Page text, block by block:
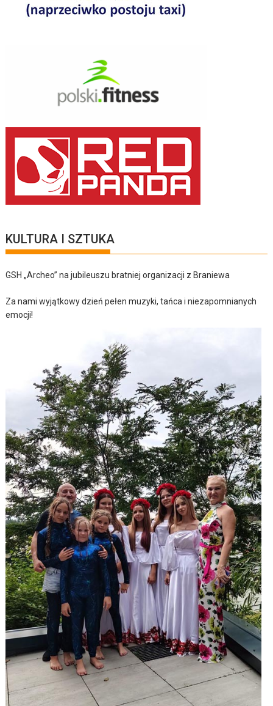
KULTURA I SZTUKA
GSH „Archeo” na jubileuszu bratniej organizacji z Braniewa
Za nami wyjątkowy dzień pełen muzyki, tańca i niezapomnianych
emocji!